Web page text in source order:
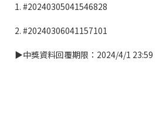
1. #20240305041546828
2. #20240306041157101
▶中獎資料回覆期限：2024/4/1 23:59